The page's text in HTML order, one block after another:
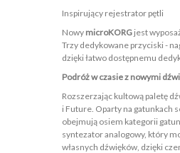
Inspirujący rejestrator pętli
Nowy microKORG jest
Trzy dedykowane przyciski -
dzięki łatwo dostępnemu
Podróż w czasie z nowymi
Rozszerzając kultową paletę
i Future. Oparty na gatunkach
obejmują osiem kategorii
syntezator analogowy, który
własnych dźwięków, dzięki